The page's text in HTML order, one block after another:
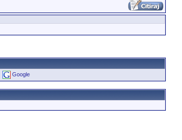
Google